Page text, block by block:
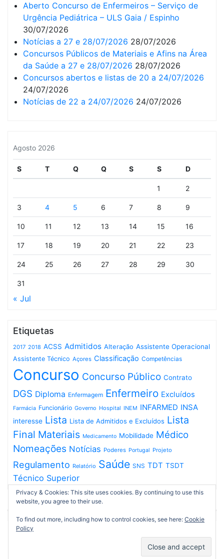
Aberto Concurso de Enfermeiros – Serviço de
Urgência Pediátrica – ULS Gaia / Espinho
30/07/2026
Notícias a 27 e 28/07/2026 28/07/2026
Concursos Públicos de Materiais e Afins na Área
da Saúde a 27 e 28/07/2026 28/07/2026
Concursos abertos e listas de 20 a 24/07/2026
24/07/2026
Notícias de 22 a 24/07/2026 24/07/2026
Agosto 2026
S T Q Q S S D
1 2
3 4 5 6 7 8 9
10 11 12 13 14 15 16
17 18 19 20 21 22 23
24 25 26 27 28 29 30
31
« Jul
Etiquetas
2017 2018 ACSS Admitidos Alteração Assistente Operacional
Assistente Técnico Açores Classificação Competências
Concurso Concurso Público Contrato
DGS Diploma Enfermagem Enfermeiro Excluídos
Farmácia Funcionário Governo Hospital INEM INFARMED INSA
interesse Lista Lista de Admitidos e Excluídos Lista
Final Materiais Medicamento Mobilidade Médico
Nomeações Notícias Poderes Portugal Projeto
Regulamento Relatório Saúde SNS TDT TSDT
Técnico Superior
Privacy & Cookies: This site uses cookies. By continuing to use this
website, you agree to their use.
To find out more, including how to control cookies, see here: Cookie
Policy